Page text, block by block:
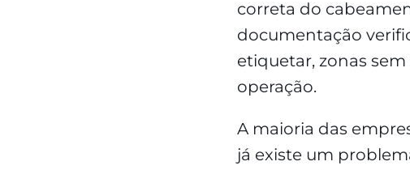
correta do
documentação
etiquetar, zonas
operação.
A maioria das
já existe um